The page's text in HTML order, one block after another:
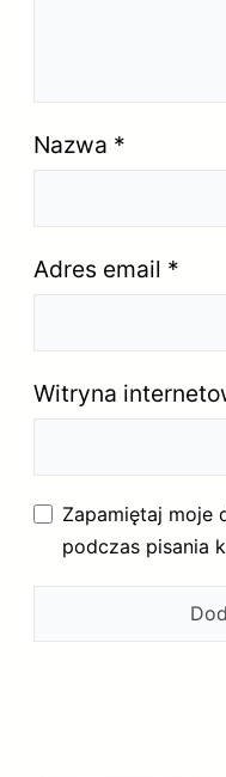
Nazwa *
Adres email *
Witryna
Zapamiętaj moje
podczas pisania